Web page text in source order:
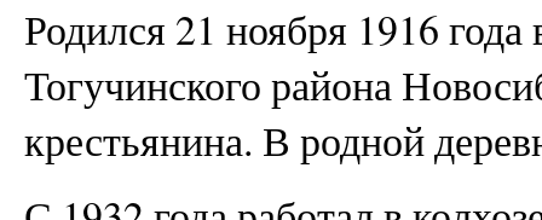
Родился 21 ноября 1916 года
Тогучинского района
крестьянина. В родной